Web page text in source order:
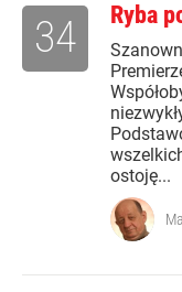
Ryba
ostoję...
34